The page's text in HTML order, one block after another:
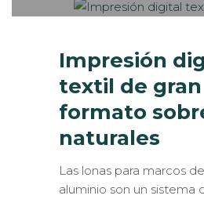
Impresión
textil de gran
formato
naturales
Las lonas para marcos de
aluminio son un sistema